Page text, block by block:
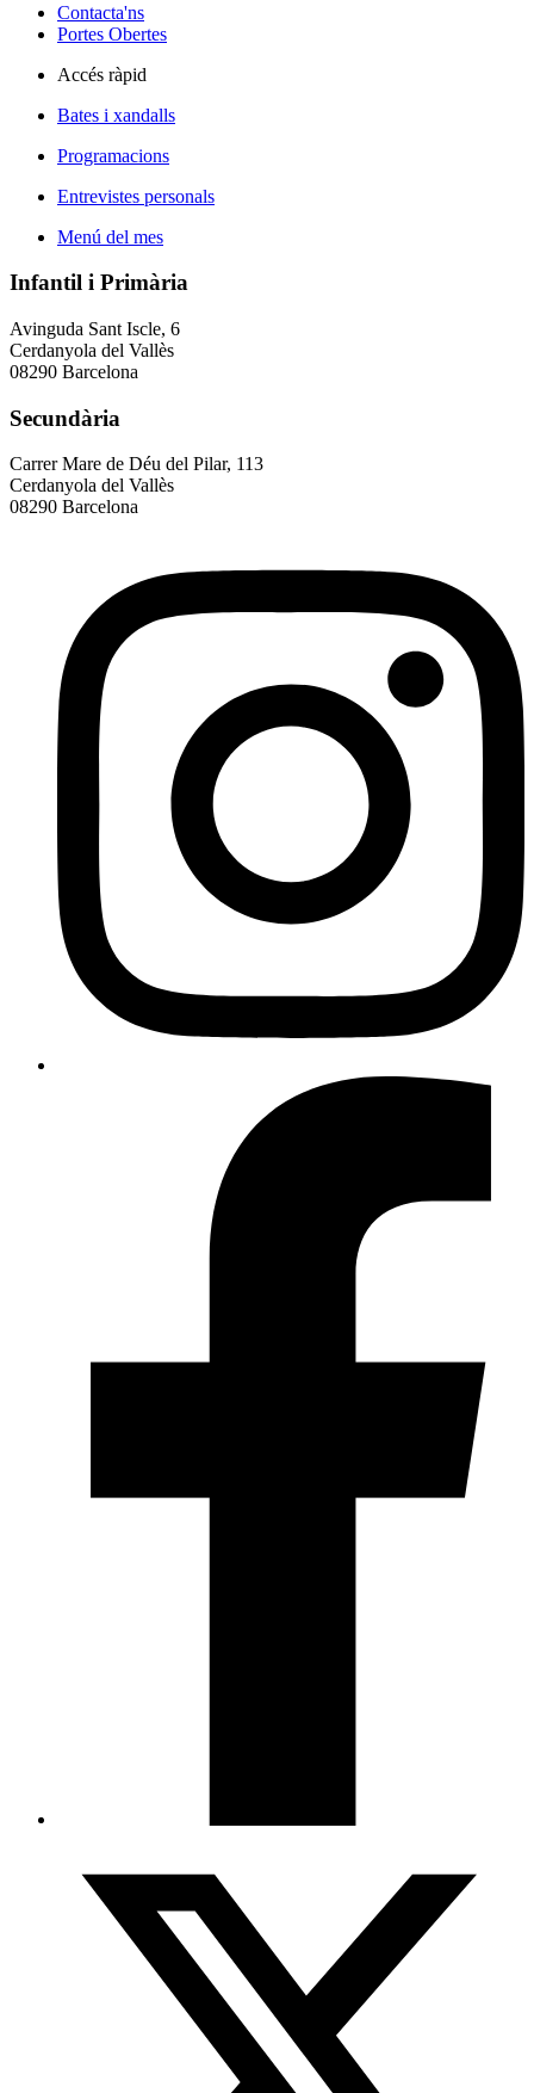
Contacta'ns
Portes Obertes
Accés ràpid
Bates i xandalls
Programacions
Entrevistes personals
Menú del mes
Infantil i Primària
Avinguda Sant Iscle, 6
Cerdanyola del Vallès
08290 Barcelona
Secundària
Carrer Mare de Déu del Pilar, 113
Cerdanyola del Vallès
08290 Barcelona